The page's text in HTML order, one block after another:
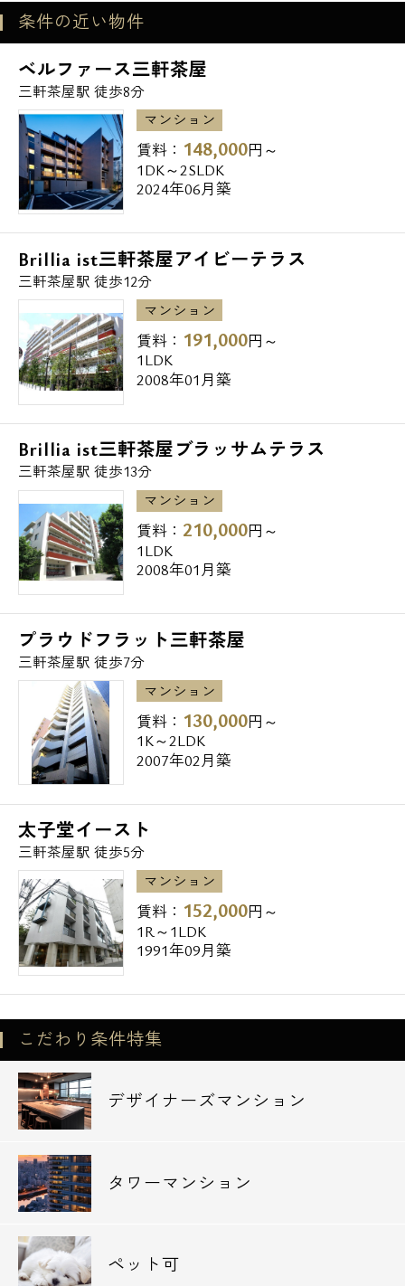
・レンタルビデオ
TSUTAYA三軒茶屋店 254m
・飲食店
モスバーガー三軒茶屋店 55m
コメダ珈琲三軒茶屋店 88m
ミスタードーナツ三軒茶屋ショップ 88m
・病院
青葉会青葉病院 49m
・郵便局
三軒茶屋駅前郵便局 169m
・図書館
昭和女子大学図書館 330m
・銀行
昭和信用金庫三軒茶屋支店 60m
みずほ銀行世田谷支店 111m
ゆうちょ銀行本店フーディアム三軒茶屋店内
出張所 180m
最後になりますが弊社では東京都２３区、
２３区外さらには関東全域並びに日本全国
賃貸物件をご紹介可能で御座います。
全物件弊社からのご案内特典として、
契約金のみでは御座いますが、
クレジットカード決済可能で御座います。
また、数多くの物件を仲介手数料無料や、
仲介手数料半額にてご紹介可能で御座いま
す。
（仲介手数料の有無はご相談下さいませ）
是非一度弊社「エスアールホーム」まで、
条件の近い物件
ベルファース三軒茶屋
三軒茶屋駅 徒歩8分
マンション
賃料： 148,000円～
1DK～2SLDK
2024年06月築
Brillia ist三軒茶屋アイビーテラス
三軒茶屋駅 徒歩12分
マンション
賃料： 191,000円～
1LDK
2008年01月築
Brillia ist三軒茶屋ブラッサムテラス
三軒茶屋駅 徒歩13分
マンション
賃料： 210,000円～
1LDK
2008年01月築
プラウドフラット三軒茶屋
三軒茶屋駅 徒歩7分
マンション
賃料： 130,000円～
1K～2LDK
2007年02月築
太子堂イースト
三軒茶屋駅 徒歩5分
マンション
賃料： 152,000円～
1R～1LDK
1991年09月築
こだわり条件特集
デザイナーズマンション
タワーマンション
ペット可
メールでお問い合わせ
お問い合わせ